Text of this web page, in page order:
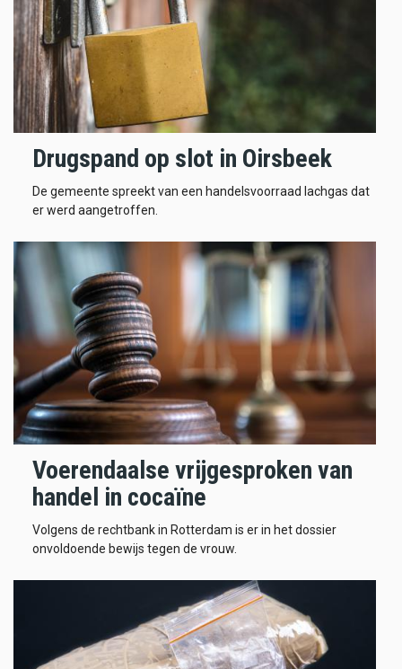
Drugspand op slot in Oirsbeek
De gemeente spreekt van een handelsvoorraad lachgas dat
er werd aangetroffen.
Voerendaalse vrijgesproken van
handel in cocaïne
Volgens de rechtbank in Rotterdam is er in het dossier
onvoldoende bewijs tegen de vrouw.